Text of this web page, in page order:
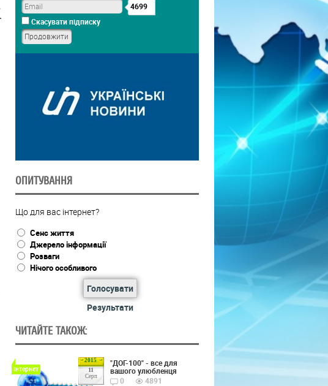
4699
Скасувати підписку
ОПИТУВАННЯ
Що для вас інтернет?
Сенс життя
Джерело інформації
Розваги
Нічого особливого
Голосувати
Результати
ЧИТАЙТЕ ТАКОЖ:
2015
11
Серп
Інтернет
"ДОГ-100" - все для
вашого улюбленця
0
4891